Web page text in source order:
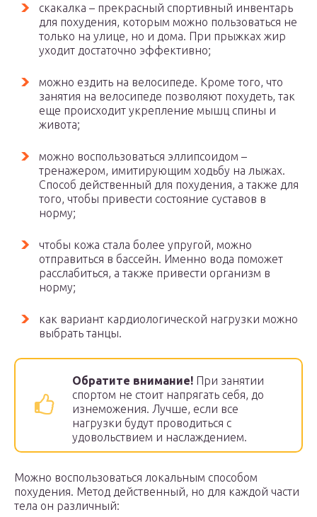
скакалка – прекрасный спортивный инвентарь
для похудения, которым можно пользоваться не
только на улице, но и дома. При прыжках жир
уходит достаточно эффективно;
можно ездить на велосипеде. Кроме того, что
занятия на велосипеде позволяют похудеть, так
еще происходит укрепление мышц спины и
живота;
можно воспользоваться эллипсоидом –
тренажером, имитирующим ходьбу на лыжах.
Способ действенный для похудения, а также для
того, чтобы привести состояние суставов в
норму;
чтобы кожа стала более упругой, можно
отправиться в бассейн. Именно вода поможет
расслабиться, а также привести организм в
норму;
как вариант кардиологической нагрузки можно
выбрать танцы.
Обратите внимание! При занятии
спортом не стоит напрягать себя, до
изнеможения. Лучше, если все
нагрузки будут проводиться с
удовольствием и наслаждением.
Можно воспользоваться локальным способом
похудения. Метод действенный, но для каждой части
тела он различный: